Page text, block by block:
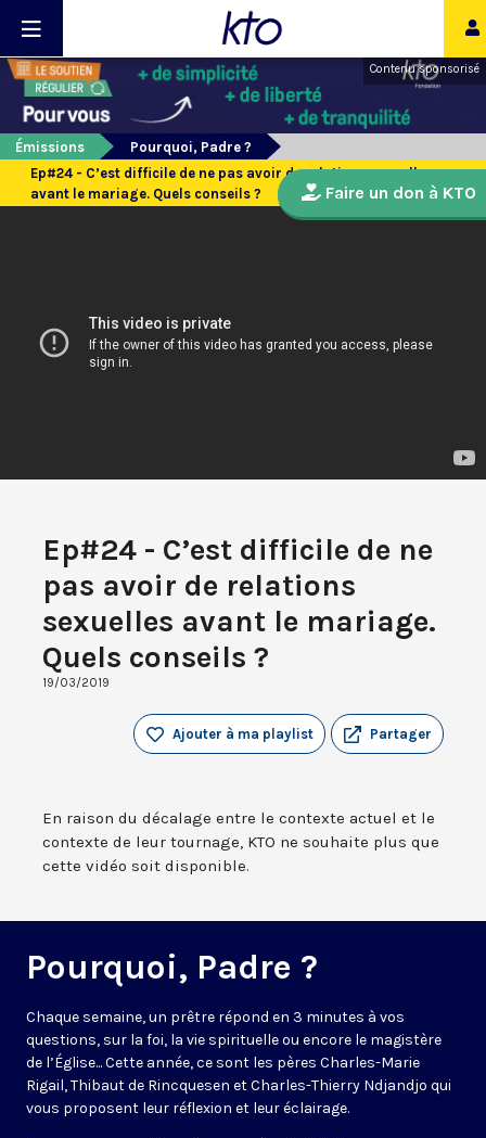
Contenu sponsorisé
Émissions
Pourquoi, Padre ?
Ep#24 - C’est difficile de ne pas avoir de relations sexuelles
avant le mariage. Quels conseils ?
Ep#24 - C’est difficile de ne
pas avoir de relations
sexuelles avant le mariage.
Quels conseils ?
19/03/2019
Partager
Ajouter à ma playlist
En raison du décalage entre le contexte actuel et le
contexte de leur tournage, KTO ne souhaite plus que
cette vidéo soit disponible.
Pourquoi, Padre ?
Chaque semaine, un prêtre répond en 3 minutes à vos
questions, sur la foi, la vie spirituelle ou encore le magistère
de l’Église... Cette année, ce sont les pères Charles-Marie
Rigail, Thibaut de Rincquesen et Charles-Thierry Ndjandjo qui
vous proposent leur réflexion et leur éclairage.
Faire un don à KTO